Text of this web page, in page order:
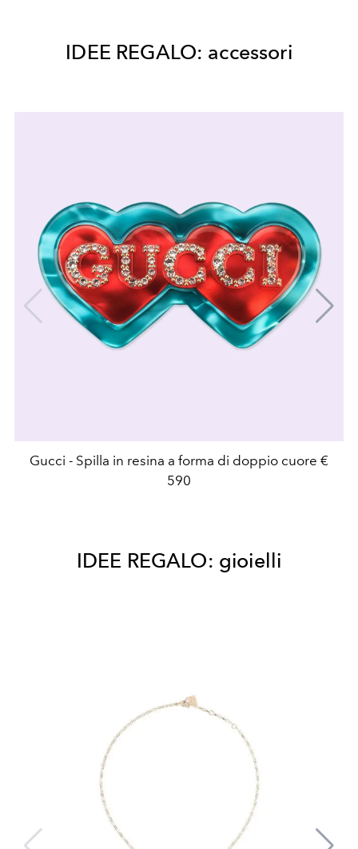
IDEE REGALO: accessori
Gucci - Spilla in resina a forma di doppio cuore €
590
IDEE REGALO: gioielli